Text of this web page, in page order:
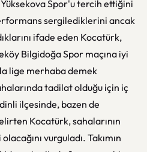
Yüksekova Spor'u tercih ettiğini
sergilediklerini ancak
ifade eden Kocatürk,
Bilgidoğa Spor maçına iyi
lige merhaba demek
tadilat olduğu için iç
ilçesinde, bazen de
Kocatürk, sahalarının
vurguladı. Takımın